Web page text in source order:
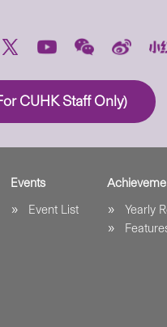
CUHK Staff Only)
Events
Event List
Yearly